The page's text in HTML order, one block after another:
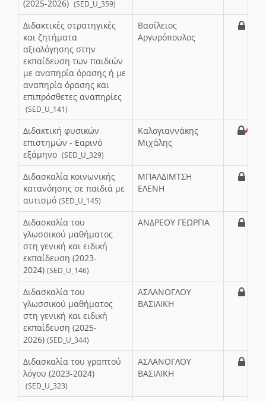
(2025-2026) (SED_U_359)
Διδακτικές στρατηγικές
και ζητήματα
αξιολόγησης στην
εκπαίδευση των παιδιών
με αναπηρία όρασης ή με
αναπηρία όρασης και
επιπρόσθετες αναπηρίες
(SED_U_141)
Βασίλειος
Αργυρόπουλος
Διδακτική φυσικών
επιστημών - Εαρινό
εξάμηνο (SED_U_329)
Καλογιαννάκης
Μιχάλης
Διδασκαλία κοινωνικής
κατανόησης σε παιδιά με
αυτισμό (SED_U_145)
ΜΠΑΛΔΙΜΤΣΗ
ΕΛΕΝΗ
Διδασκαλία του
γλωσσικού μαθήματος
στη γενική και ειδική
εκπαίδευση (2023-
2024) (SED_U_146)
ΑΝΔΡΕΟΥ ΓΕΩΡΓΙΑ
Διδασκαλία του
γλωσσικού μαθήματος
στη γενική και ειδική
εκπαίδευση (2025-
2026) (SED_U_344)
ΑΣΛΑΝΟΓΛΟΥ
ΒΑΣΙΛΙΚΗ
Διδασκαλία του γραπτού
λόγου (2023-2024)
(SED_U_323)
ΑΣΛΑΝΟΓΛΟΥ
ΒΑΣΙΛΙΚΗ